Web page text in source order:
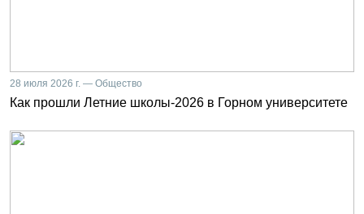
28 июля 2026 г. — Общество
Как прошли Летние школы-2026 в Горном университете